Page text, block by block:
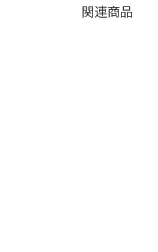
関連商品